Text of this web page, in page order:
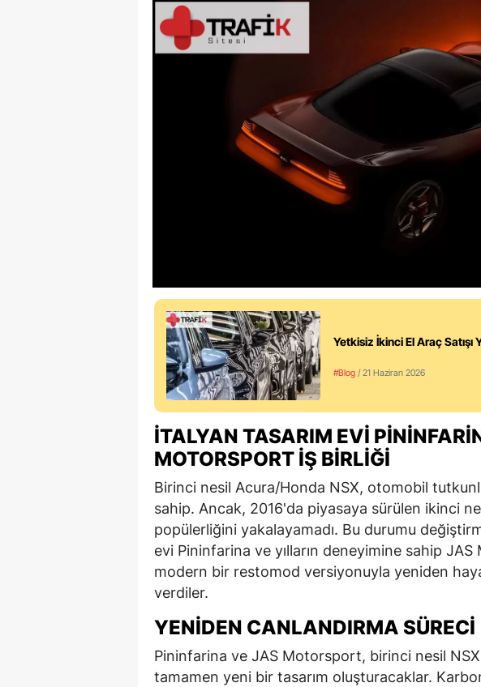
Yetkisiz İkinci El Araç Satışı
#Blog / 21 Haziran 2026
İTALYAN TASARIM EVI
MOTORSPORT İŞ BIRLIĞI
Birinci nesil Acura/Honda NSX, otomobil
sahip. Ancak, 2016'da piyasaya sürülen ikinci
popülerliğini yakalayamadı. Bu durumu
evi Pininfarina ve yılların deneyimine sahip
modern bir restomod versiyonuyla yeniden
verdiler.
YENIDEN CANLANDIRMA SÜRECI
Pininfarina ve JAS Motorsport, birinci nesil
tamamen yeni bir tasarım oluşturacaklar.